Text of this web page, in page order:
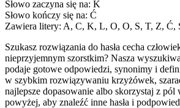
Słowo zaczyna się na: K
Słowo kończy się na: Ć
Zawiera litery: A, C, K, L, O, O, S, T, Z, Ć,
Szukasz rozwiązania do hasła cecha
nieprzyjemnym szorstkim? Nasza
podaje gotowe odpowiedzi, synonimy i
w szybkim rozwiązywaniu krzyżówek,
najlepsze dopasowanie albo skorzystaj z pól
powyżej, aby znaleźć inne hasła i